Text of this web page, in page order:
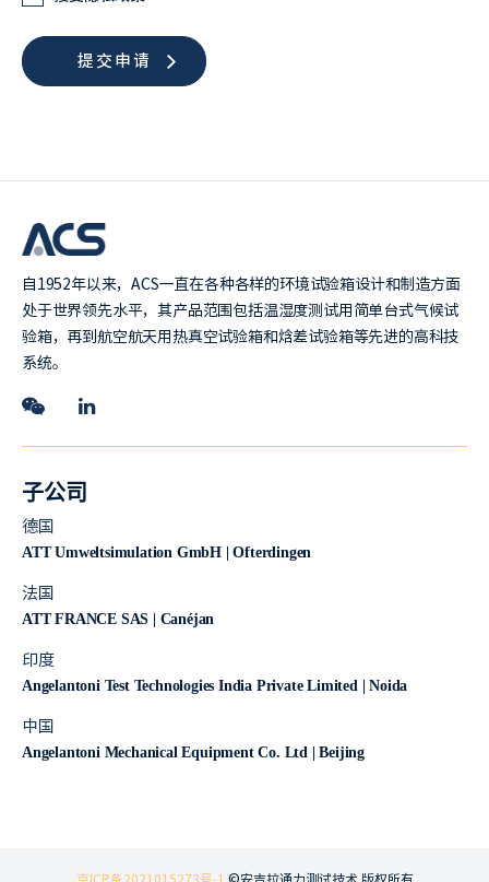
自1952年以来，ACS一直在各种各样的环境试验箱设计和制造方面
处于世界领先水平，其产品范围包括温湿度测试用简单台式气候试
验箱，再到航空航天用热真空试验箱和焓差试验箱等先进的高科技
系统。
子公司
德国
ATT Umweltsimulation GmbH | Ofterdingen
法国
ATT FRANCE SAS | Canéjan
印度
Angelantoni Test Technologies India Private Limited | Noida
中国
Angelantoni Mechanical Equipment Co. Ltd | Beijing
京ICP备2021015273号-1 ©安吉拉通力测试技术 版权所有